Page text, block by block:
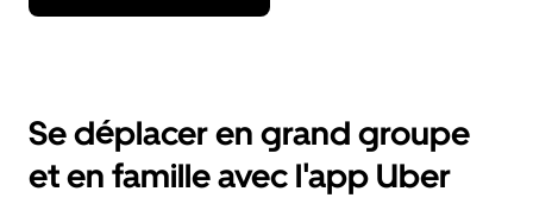
Se déplacer en grand groupe
et en famille avec l'app Uber